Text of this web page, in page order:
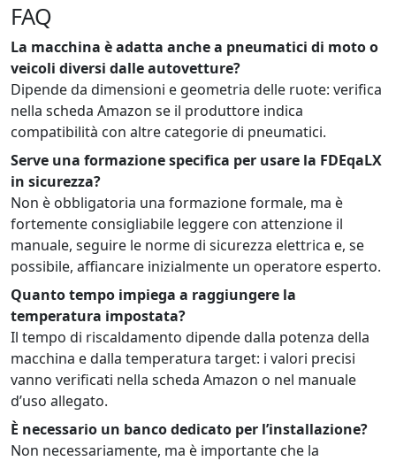
FAQ
La macchina è adatta anche a pneumatici di moto o
veicoli diversi dalle autovetture?
Dipende da dimensioni e geometria delle ruote: verifica
nella scheda Amazon se il produttore indica
compatibilità con altre categorie di pneumatici.
Serve una formazione specifica per usare la FDEqaLX
in sicurezza?
Non è obbligatoria una formazione formale, ma è
fortemente consigliabile leggere con attenzione il
manuale, seguire le norme di sicurezza elettrica e, se
possibile, affiancare inizialmente un operatore esperto.
Quanto tempo impiega a raggiungere la
temperatura impostata?
Il tempo di riscaldamento dipende dalla potenza della
macchina e dalla temperatura target: i valori precisi
vanno verificati nella scheda Amazon o nel manuale
d’uso allegato.
È necessario un banco dedicato per l’installazione?
Non necessariamente, ma è importante che la